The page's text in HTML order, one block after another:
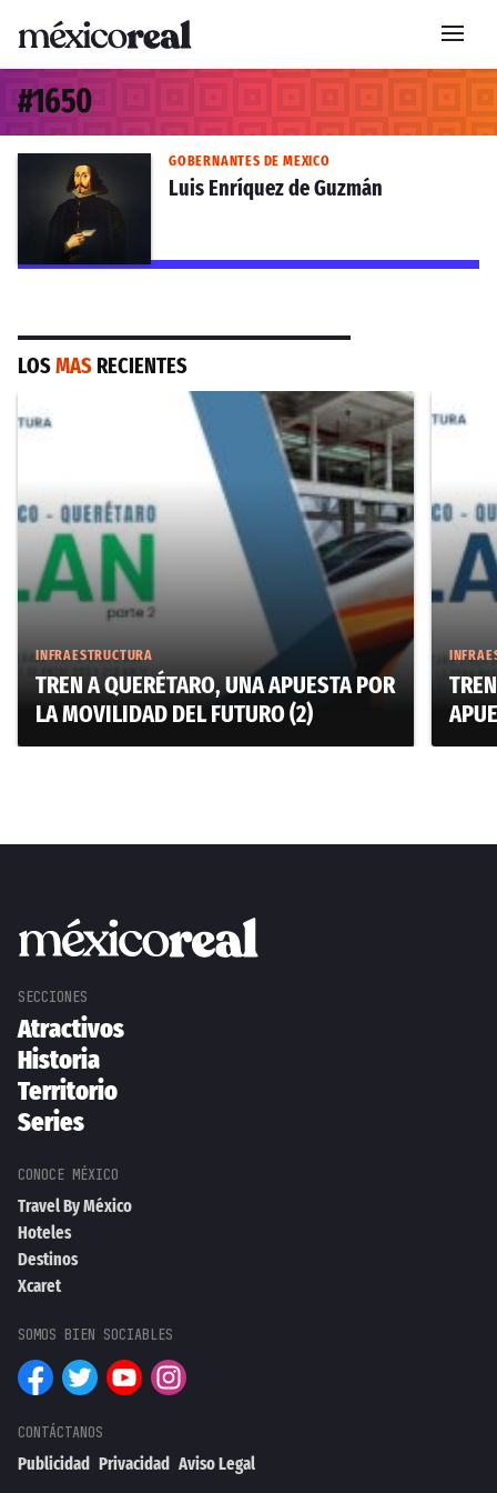
#1650
GOBERNANTES DE MEXICO
Luis Enríquez de Guzmán
LOSMAS RECIENTES
INFRAESTRUCTURA
TREN A QUERÉTARO, UNA APUESTA POR
LA MOVILIDAD DEL FUTURO (2)
Atractivos
Historia
Territorio
Series
Travel By México
Hoteles
Destinos
Xcaret
Publicidad Privacidad Aviso Legal